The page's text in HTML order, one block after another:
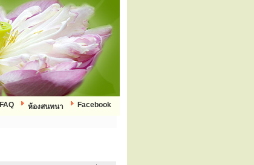
Facebook
ห้องสนทนา
FAQ